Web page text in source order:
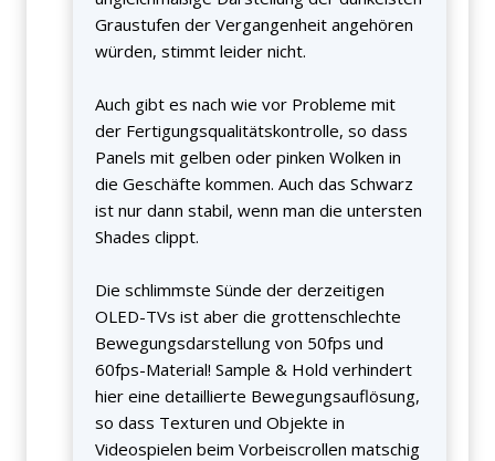
Graustufen der Vergangenheit angehören
würden, stimmt leider nicht.
Auch gibt es nach wie vor Probleme mit
der Fertigungsqualitätskontrolle, so dass
Panels mit gelben oder pinken Wolken in
die Geschäfte kommen. Auch das Schwarz
ist nur dann stabil, wenn man die untersten
Shades clippt.
Die schlimmste Sünde der derzeitigen
OLED-TVs ist aber die grottenschlechte
Bewegungsdarstellung von 50fps und
60fps-Material! Sample & Hold verhindert
hier eine detaillierte Bewegungsauflösung,
so dass Texturen und Objekte in
Videospielen beim Vorbeiscrollen matschig